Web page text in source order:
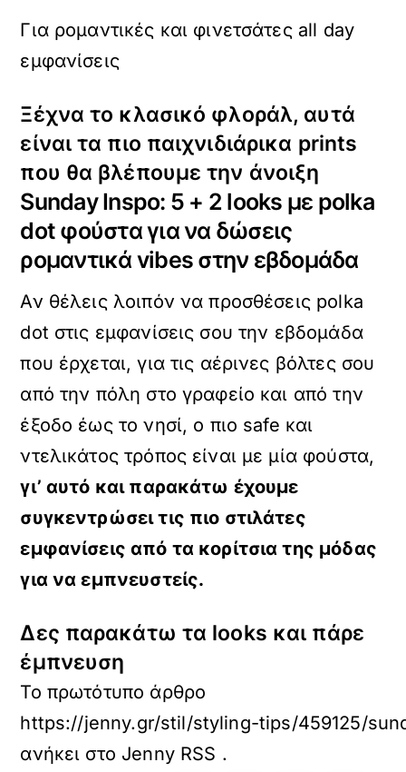
Για ρομαντικές και φινετσάτες all day
εμφανίσεις
Ξέχνα το κλασικό φλοράλ, αυτά
είναι τα πιο παιχνιδιάρικα prints
που θα βλέπουμε την άνοιξη
Sunday Inspo: 5 + 2 looks με polka
dot φούστα για να δώσεις
ρομαντικά vibes στην εβδομάδα
Αν θέλεις λοιπόν να προσθέσεις polka
dot στις εμφανίσεις σου την εβδομάδα
που έρχεται, για τις αέρινες βόλτες σου
από την πόλη στο γραφείο και από την
έξοδο έως το νησί, ο πιο safe και
ντελικάτος τρόπος είναι με μία φούστα,
γι’ αυτό και παρακάτω έχουμε
συγκεντρώσει τις πιο στιλάτες
εμφανίσεις από τα κορίτσια της μόδας
για να εμπνευστείς.
Δες παρακάτω τα looks και πάρε
έμπνευση
Το πρωτότυπο άρθρο
https://jenny.gr/stil/styling-tips/459125/
ανήκει στο Jenny RSS .